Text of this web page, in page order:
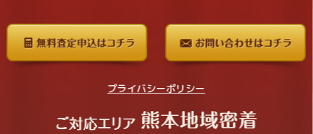
プライバシーポリシー